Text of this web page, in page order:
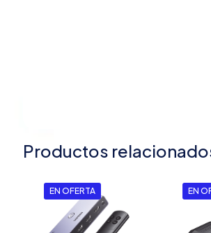
Plug
&
Compatible
versiones
Productos
EN OFERTA EN